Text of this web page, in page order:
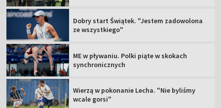
Dobry start Świątek. "Jestem zadowolona
ze wszystkiego"
ME w pływaniu. Polki piąte w skokach
synchronicznych
Wierzą w pokonanie Lecha. "Nie byliśmy
wcale gorsi"